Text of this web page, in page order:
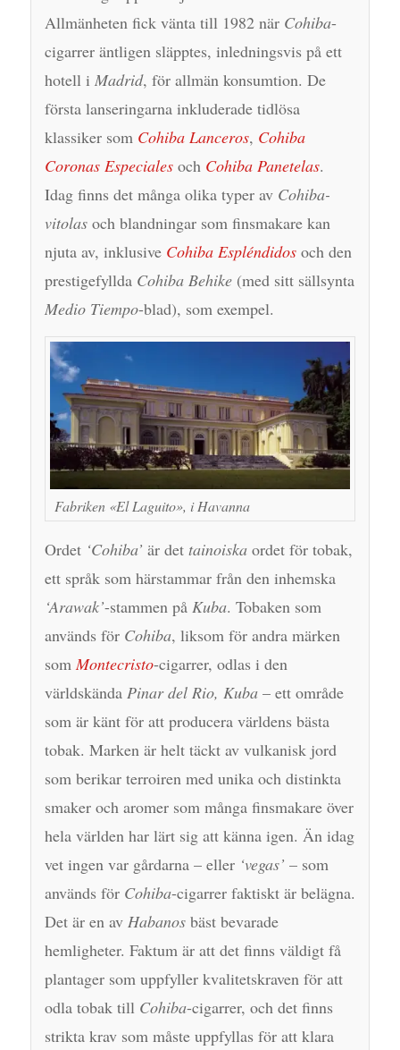
Allmänheten fick vänta till 1982 när Cohiba-
cigarrer äntligen släpptes, inledningsvis på ett
hotell i Madrid, för allmän konsumtion. De
första lanseringarna inkluderade tidlösa
klassiker som Cohiba Lanceros, Cohiba
Coronas Especialesoch Cohiba Panetelas.
Idag finns det många olika typer av Cohiba-
vitolasoch blandningar som finsmakare kan
njuta av, inklusive Cohiba Espléndidosoch den
prestigefyllda Cohiba Behike(med sitt sällsynta
Medio Tiempo-blad), som exempel.
Fabriken «El Laguito», i Havanna
Ordet ‘Cohiba’ är det tainoiskaordet för tobak,
ett språk som härstammar från den inhemska
‘Arawak’-stammen på Kuba. Tobaken som
används för Cohiba, liksom för andra märken
somMontecristo-cigarrer, odlas i den
världskända Pinar del Rio, Kuba– ett område
som är känt för att producera världens bästa
tobak. Marken är helt täckt av vulkanisk jord
som berikar terroiren med unika och distinkta
smaker och aromer som många finsmakare över
hela världen har lärt sig att känna igen. Än idag
vet ingen var gårdarna – eller ‘vegas’ – som
används för Cohiba-cigarrer faktiskt är belägna.
Det är en av Habanosbäst bevarade
hemligheter. Faktum är att det finns väldigt få
plantager som uppfyller kvalitetskraven för att
odla tobak till Cohiba-cigarrer, och det finns
strikta krav som måste uppfyllas för att klara